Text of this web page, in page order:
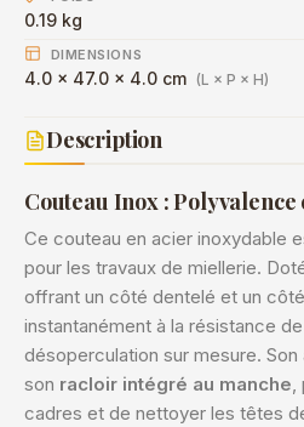
0.19 kg
DIMENSIONS
4.0 × 47.0 × 4.0 cm (L × P × H)
Description
Couteau Inox :
Ce couteau en acier inoxydable
pour les travaux de miellerie.
offrant un côté dentelé et un
instantanément à la résistance
désoperculation sur mesure.
son racloir intégré au manche,
cadres et de nettoyer les têtes